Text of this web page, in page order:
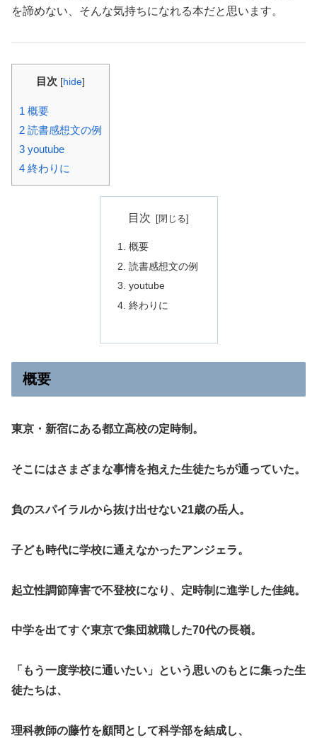
を諦めない、そんな気持ちになれる本だと思います。
目次 [hide]
1 概要
2 読書感想文の例
3 youtube
4 終わりに
目次
概要
読書感想文の例
youtube
終わりに
概要
東京・新宿にある都立高校の定時制。
そこにはさまざまな事情を抱えた生徒たちが通っていた。
負のスパイラルから抜け出せない21歳の岳人。
子ども時代に学校に通えなかったアンジェラ。
起立性調節障害で不登校になり、定時制に進学した佳純。
中学を出てすぐ東京で集団就職した70代の長嶺。
「もう一度学校に通いたい」という思いのもとに集った生
徒たちは、
理科教師の藤竹を顧問として科学部を結成し、